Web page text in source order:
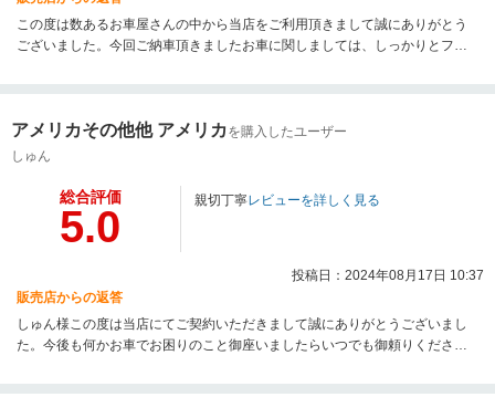
この度は数あるお車屋さんの中から当店をご利用頂きまして誠にありがとう
ございました。今回ご納車頂きましたお車に関しましては、しっかりとフォ
と思います。今後ともよろしくお願い致します。
アメリカその他他 アメリカ を購入したユーザー
しゅん
総合評価
5.0
親切丁寧レビューを詳しく見る
投稿日：2024年08月17日 10:37
販売店からの返答
しゅん様この度は当店にてご契約いただきまして誠にありがとうございまし
た。今後も何かお車でお困りのこと御座いましたらいつでも御頼りくださ